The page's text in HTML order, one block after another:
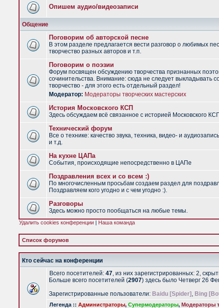
Опишем аудио/видеозаписи
Общение
Поговорим об авторской песне
В этом разделе предлагается вести разговор о любимых
творчество разных авторов и т.п.
Поговорим о поэзии
Форум посвящен обсуждению творчества признанных
сочинительства. Внимание: сюда не следует выкладывать
творчество - для этого есть отдельный раздел!
Модератор: Модераторы творческих мастерских
История Московского КСП
Здесь обсуждаем всё связанное с историей Московского
Технический форум
Все о технике: качество звука, техника, видео- и
и т.д.
На кухне ЦАПа
События, происходящие непосредственно в ЦАПе
Поздравления всех и со всем :)
По многочисленным просьбам создаем раздел для
Поздравляем кого угодно и с чем угодно :).
Разговоры
Здесь можно просто пообщаться на любые темы.
Удалить cookies конференции | Наша команда
Список форумов
Кто сейчас на конференции
Всего посетителей: 47, из них зарегистрированных: 2,
Больше всего посетителей (2907) здесь было Четверг 26
Зарегистрированные пользователи: Baidu [Spider] , Bing
Легенда :: Администраторы, Супермодераторы, Модераторы